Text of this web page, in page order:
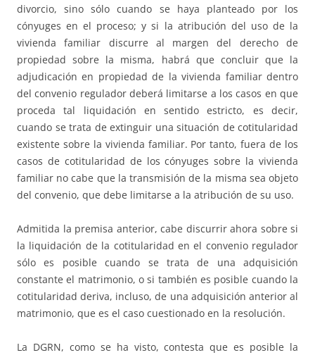
divorcio, sino sólo cuando se haya planteado por los
cónyuges en el proceso; y si la atribución del uso de la
vivienda familiar discurre al margen del derecho de
propiedad sobre la misma, habrá que concluir que la
adjudicación en propiedad de la vivienda familiar dentro
del convenio regulador deberá limitarse a los casos en que
proceda tal liquidación en sentido estricto, es decir,
cuando se trata de extinguir una situación de cotitularidad
existente sobre la vivienda familiar. Por tanto, fuera de los
casos de cotitularidad de los cónyuges sobre la vivienda
familiar no cabe que la transmisión de la misma sea objeto
del convenio, que debe limitarse a la atribución de su uso.
Admitida la premisa anterior, cabe discurrir ahora sobre si
la liquidación de la cotitularidad en el convenio regulador
sólo es posible cuando se trata de una adquisición
constante el matrimonio, o si también es posible cuando la
cotitularidad deriva, incluso, de una adquisición anterior al
matrimonio, que es el caso cuestionado en la resolución.
La DGRN, como se ha visto, contesta que es posible la